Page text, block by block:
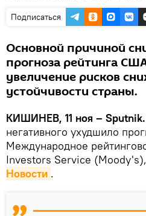
Подписаться
Основной причиной
прогноза рейтинга
увеличение рисков
устойчивости страны.
КИШИНЕВ, 11 ноя – Sputnik.
негативного ухудшило
Международное
Investors Service
Новости .